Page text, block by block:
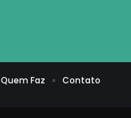
Quem Faz Contato